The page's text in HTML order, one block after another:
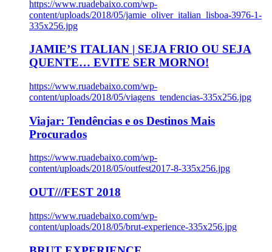
https://www.ruadebaixo.com/wp-
content/uploads/2018/05/jamie_oliver_italian_lisboa-3976-1-
335x256.jpg
JAMIE’S ITALIAN | SEJA FRIO OU SEJA
QUENTE… EVITE SER MORNO!
https://www.ruadebaixo.com/wp-
content/uploads/2018/05/viagens_tendencias-335x256.jpg
Viajar: Tendências e os Destinos Mais
Procurados
https://www.ruadebaixo.com/wp-
content/uploads/2018/05/outfest2017-8-335x256.jpg
OUT///FEST 2018
https://www.ruadebaixo.com/wp-
content/uploads/2018/05/brut-experience-335x256.jpg